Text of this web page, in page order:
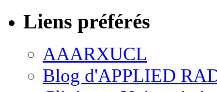
Liens préférés
AAARXUCL
Blog d'APPLIED